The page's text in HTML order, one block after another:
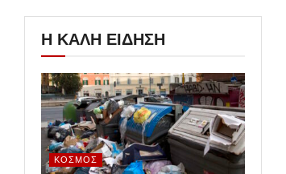
Η ΚΑΛΗ ΕΙΔΗΣΗ
ΚΌΣΜΟΣ